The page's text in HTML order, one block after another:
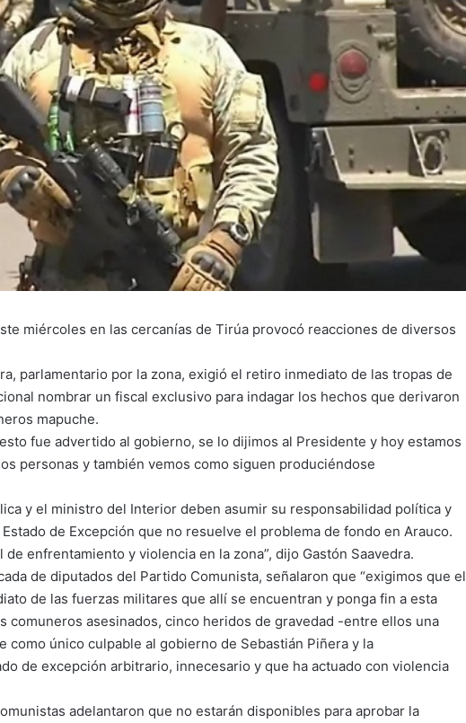
miércoles en las cercanías de Tirúa provocó reacciones de diversos
parlamentario por la zona, exigió el retiro inmediato de las tropas de
nombrar un fiscal exclusivo para indagar los hechos que derivaron
mapuche.
fue advertido al gobierno, se lo dijimos al Presidente y hoy estamos
personas y también vemos como siguen produciéndose
y el ministro del Interior deben asumir su responsabilidad política y
de Excepción que no resuelve el problema de fondo en Arauco.
enfrentamiento y violencia en la zona”, dijo Gastón Saavedra.
de diputados del Partido Comunista, señalaron que “exigimos que el
de las fuerzas militares que allí se encuentran y ponga fin a esta
comuneros asesinados, cinco heridos de gravedad -entre ellos una
como único culpable al gobierno de Sebastián Piñera y la
de excepción arbitrario, innecesario y que ha actuado con violencia
adelantaron que no estarán disponibles para aprobar la